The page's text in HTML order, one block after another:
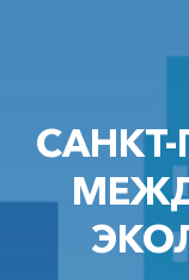
САНКТ-